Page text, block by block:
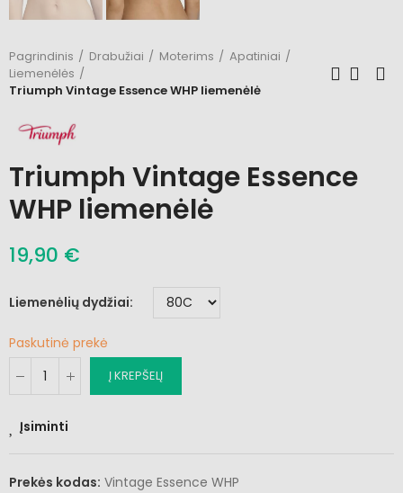
Pagrindinis Drabužiai Moterims
Apatiniai
Liemenėlės
Triumph Vintage Essence WHP liemenėlė
Triumph Vintage Essence
WHP liemenėlė
19,90 €
Liemenėlių dydžiai
Paskutinė prekė
Į KREPŠELĮ
Įsiminti
Prekės kodas: Vintage Essence WHP